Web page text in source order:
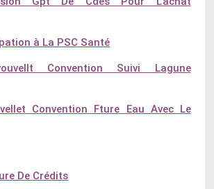
à La PSC Santé
Convention Suivi Lagune
Convention Fture Eau Avec Le
De Crédits